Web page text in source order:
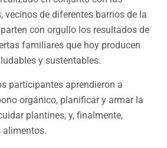
vecinos de diferentes barrios de la
con orgullo los resultados de
familiares que hoy producen
y sustentables.
participantes aprendieron a
orgánico, planificar y armar la
plantines, y, finalmente,
alimentos.